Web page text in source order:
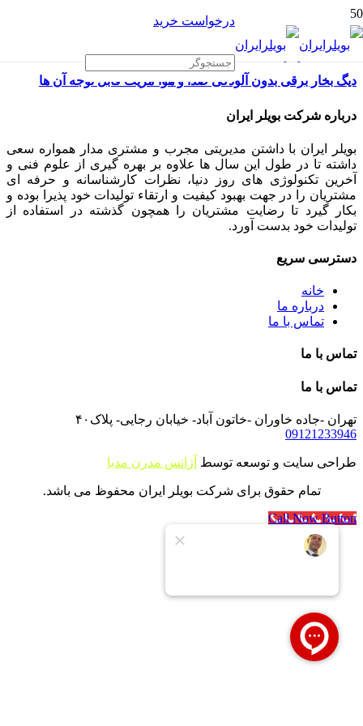
درخواست خرید
دیگ بخار برقی بدون آلودگی صدا و هوا مزیت قابل توجه آن ها
درباره شرکت بویلر ایران
بویلر ایران با داشتن مدیریتی مجرب و مشتری مدار همواره سعی
داشته تا در طول این سال ها علاوه بر بهره گیری از علوم فنی و
آخرین تکنولوژی های روز دنیا، نظرات کارشناسانه و حرفه ای
مشتریان را در جهت بهبود کیفیت و ارتقاء تولیدات خود پذیرا بوده و
بکار گیرد تا رضایت مشتریان را همچون گذشته در استفاده از
تولیدات خود بدست آورد.
دسترسی سریع
خانه
درباره ما
تماس با ما
تماس با ما
تماس با ما
تهران -جاده خاوران -خاتون آباد- خیابان رجایی- پلاک۴۰
09121233946
طراحی سایت و توسعه توسط آژانس مدرن مدیا
تمام حقوق برای شرکت بویلر ایران محفوظ می باشد.
Call Now Button